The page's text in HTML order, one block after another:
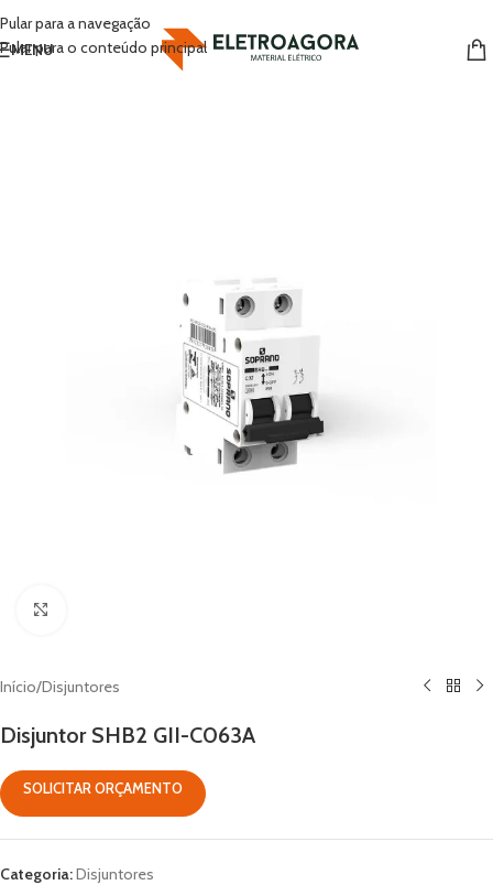
Pular para a navegação
Pular para o conteúdo principal
MENU
Início/Disjuntores
Disjuntor SHB2 GII-C063A
SOLICITAR ORÇAMENTO
Categoria:Disjuntores